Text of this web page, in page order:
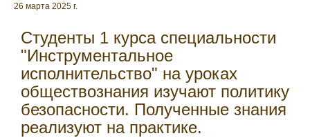
26 марта 2025 г.
Студенты 1 курса специальности
"Инструментальное
исполнительство" на уроках
обществознания изучают политику
безопасности. Полученные знания
реализуют на практике.